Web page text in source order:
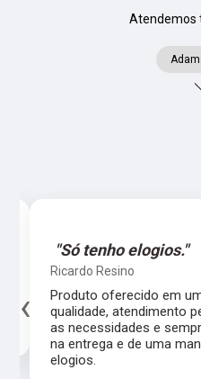
Atendemos
"Só tenho elogios."
Ricardo Resino
Produto oferecido em
qualidade, atendimento
as necessidades e
na entrega e de uma
elogios.
‹